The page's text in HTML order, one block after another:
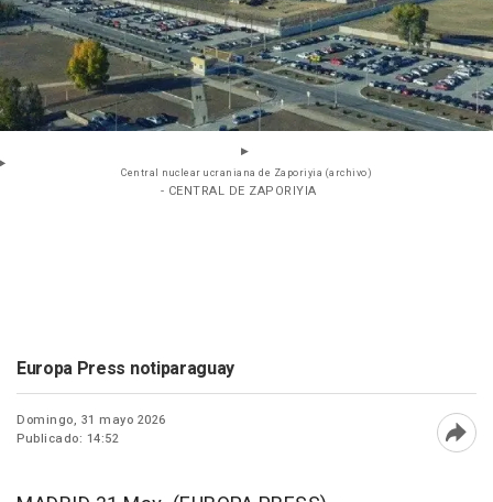
Central nuclear ucraniana de Zaporiyia (archivo)
- CENTRAL DE ZAPORIYIA
Europa Press notiparaguay
Domingo, 31 mayo 2026
Publicado: 14:52